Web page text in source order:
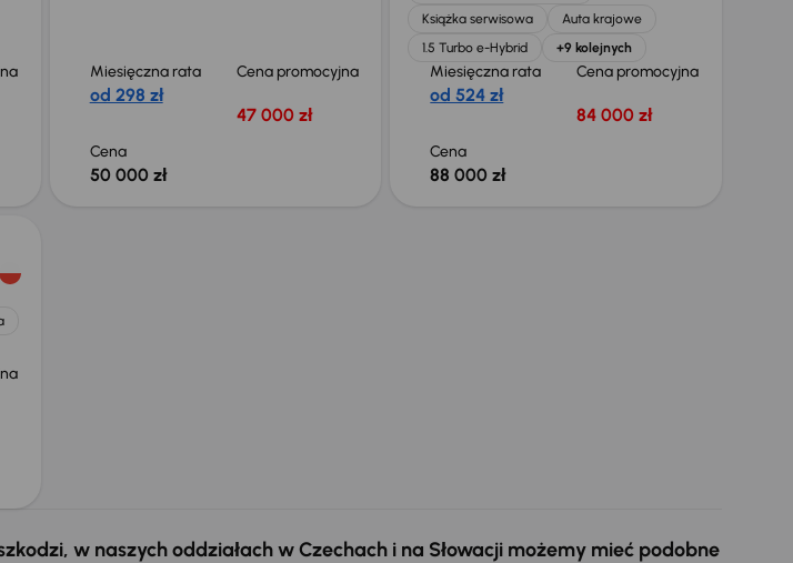
Miesięczna rata
od 298 zł
Cena promocyjna
47 000 zł
Cena
50 000 zł
Książka serwisowa
Auta krajowe
1.5 Turbo e-Hybrid
+9 kolejnych
Miesięczna rata
od 524 zł
Cena promocyjna
84 000 zł
Cena
88 000 zł
w naszych oddziałach w Czechach i na Słowacji możemy mieć podobne